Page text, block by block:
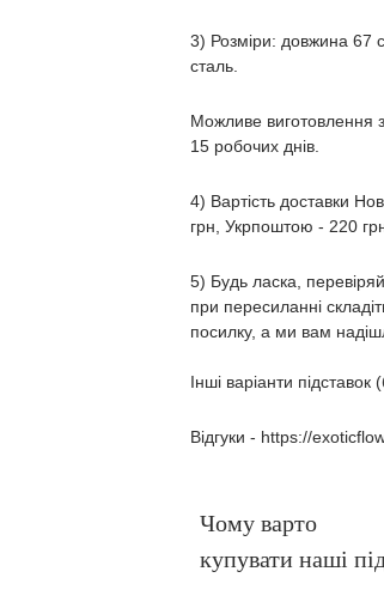
3) Розміри: довжина 67
сталь.
Можливе виготовлення
15 робочих днів.
4) Вартість доставки
грн, Укрпоштою - 220
5) Будь ласка,
при пересиланні
посилку, а ми вам
Інші варіанти
Відгуки - https://
Чому варто
купувати наші